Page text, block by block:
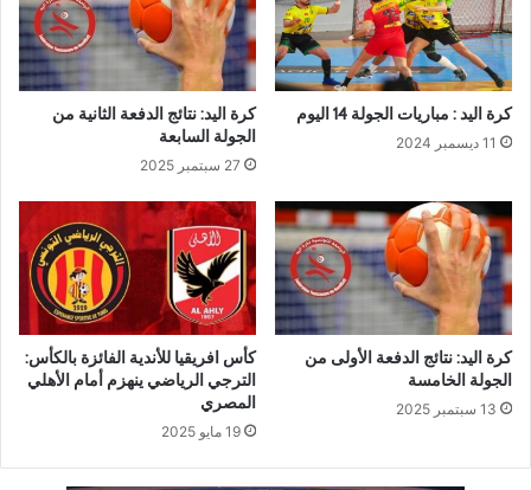
كرة اليد : مباريات الجولة 14 اليوم
11 ديسمبر 2024
كرة اليد: نتائج الدفعة الثانية من
الجولة السابعة
27 سبتمبر 2025
كرة اليد: نتائج الدفعة الأولى من
الجولة الخامسة
13 سبتمبر 2025
كأس افريقيا للأندية الفائزة بالكأس:
الترجي الرياضي ينهزم أمام الأهلي
المصري
19 مايو 2025